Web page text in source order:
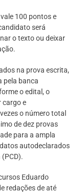
100 pontos e
será
o texto ou deixar
na prova escrita,
pela banca
o edital, o
cargo e
o número total
de dez provas
para a ampla
autodeclarados
Eduardo
redações de até